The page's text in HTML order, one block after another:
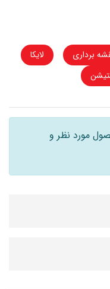
برداری
لایکا
مورد نظر و